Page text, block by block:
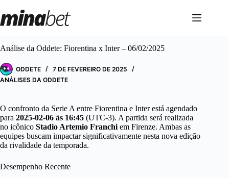
para
o
Análise da Oddete: Fiorentina x Inter – 06/02/2025
ODDETE
7 DE FEVEREIRO DE 2025
ANÁLISES DA ODDETE
O confronto da Serie A entre Fiorentina e Inter está agendado
para 2025-02-06 às 16:45 (UTC-3). A partida será realizada
no icônico Stadio Artemio Franchi em Firenze. Ambas as
equipes buscam impactar significativamente nesta nova edição
da rivalidade da temporada.
Desempenho Recente